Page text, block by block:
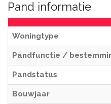
Pand informatie
Woningtype
Pandfunctie /
Pandstatus
Bouwjaar